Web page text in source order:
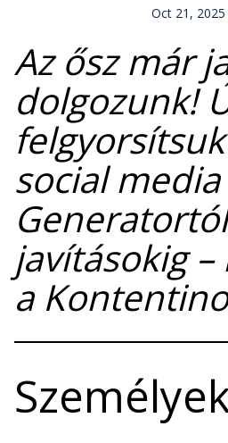
Oct 21, 2025
Az ősz már
dolgozunk!
social
javításokig
a